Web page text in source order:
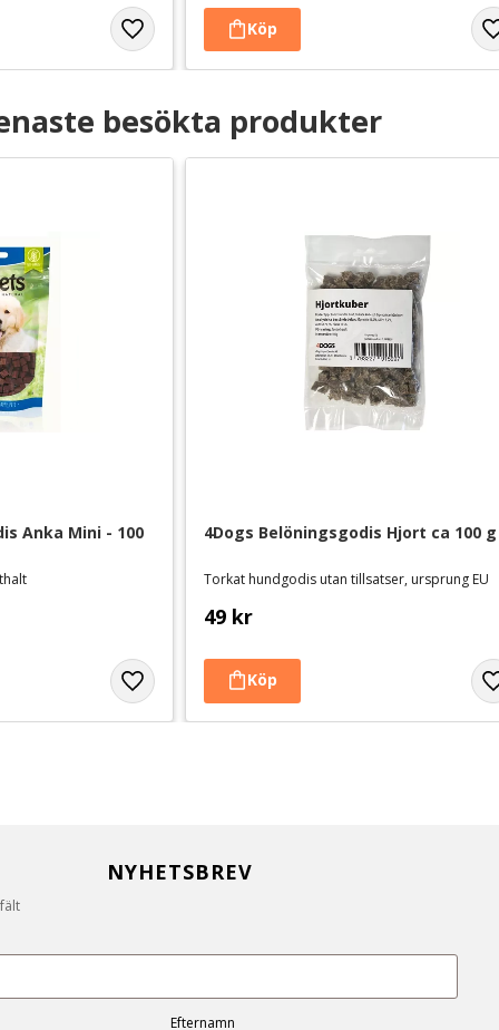
besökta produkter
Anka Mini - 100
4Dogs Belöningsgodis Hjort ca 100 g
Torkat hundgodis utan tillsatser, ursprung EU
49 kr
NYHETSBREV
Efternamn